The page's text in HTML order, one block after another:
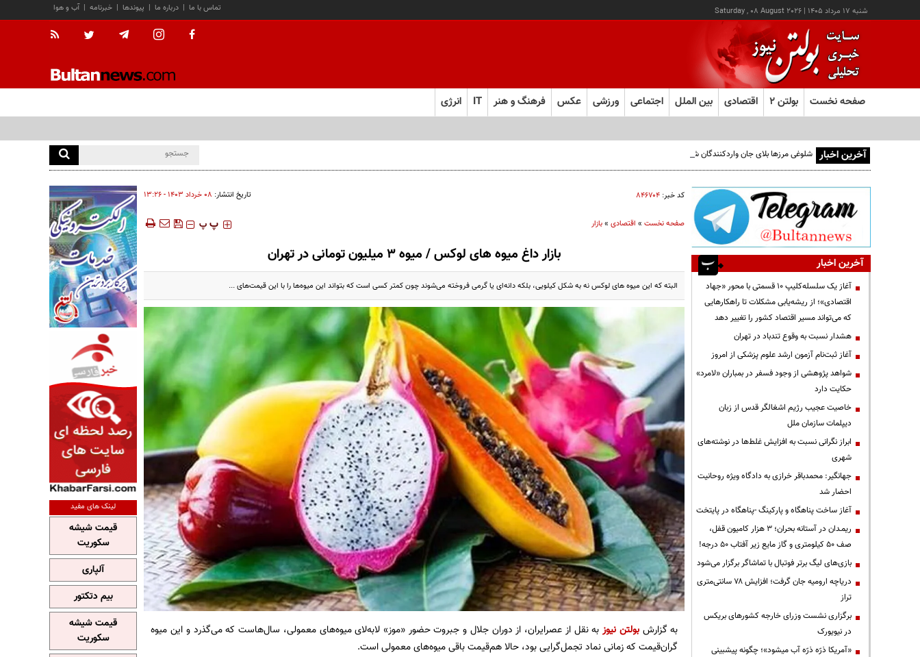
شنبه ۱۷ مرداد ۱۴۰۵ |
Saturday , 08 August 2026 آب و هوا | خبرنامه | پیوندها | درباره ما | تماس با ما
صفحه نخست بولتن ۲ اقتصادی بین الملل اجتماعی ورزشی عکس فرهنگ و هنر IT انرژی
آخرین اخبار شلوغی مرزها بلای جان واردکنندگان شده است
کد خبر: ۸۴۶۷۰۴ تاریخ انتشار: ۰۸ خرداد ۱۴۰۳ - ۱۳:۲۶
صفحه نخست» اقتصادی»بازار ‍‍‍ پ پ
بازار داغ میوه های لوکس / میوه ۳ میلیون تومانی در تهران
البته که این میوه‌ های لوکس نه به شکل کیلویی، بلکه دانه‌ای یا گرمی فروخته می‌شوند چون کمتر کسی است که بتواند این میوه‌ها را با این قیمت‌های ...
به گزارشبولتن نیوزبه نقل از عصرایران، از دوران جلال و جبروت حضور «موز» لابه‌لای میوه‌های معمولی، سال‌هاست که می‌گذرد و این میوه
گران‌قیمت که ‌زمانی نماد تجمل‌گرایی بود، حالا هم‌قیمت باقی میوه‌های معمولی است.
آخرین اخبار
آغاز یک سلسله‌کلیپ ۱۰ قسمتی با محور «جهاد
اقتصادی»؛ از ریشه‌یابی مشکلات تا راهکارهایی
که می‌تواند مسیر اقتصاد کشور را تغییر دهد
هشدار نسبت به وقوع تندباد در تهران
آغاز ثبت‌نام آزمون ارشد علوم پزشکی از امروز
شواهد پژوهشی از وجود فسفر در بمباران «لامرد»
حکایت دارد
خاصیت عجیب رژیم اشغالگر قدس از زبان
دیپلمات سازمان ملل
ابراز نگرانی نسبت به افزایش غلط‌ها در نوشته‌های
شهری
جهانگیر: محمدباقر خرازی به دادگاه ویژه روحانیت
احضار شد
آغاز ساخت پناهگاه و پارکینگ -پناهگاه در پایتخت
ریمـدان در آستانه بحران؛ ۳ هزار کامیون قفل،
صف ۵۰ کیلومتری و گاز مایع زیر آفتاب ۵۰ درجه!
بازی‌های لیگ برتر فوتبال با تماشاگر برگزار می‌شود
دریاچه ارومیه جان گرفت؛ افزایش ۷۸ سانتی‌متری
تراز
برگزاری نشست وزرای خارجه کشورهای بریکس
در نیویورک
«آمریکا ذرّه ذرّه آب میشود»؛ چگونه پیشبینی
لینک های مفید
قیمت شیشه
سکوریت
آلپاری
بیم دتکتور
قیمت شیشه
سکوریت